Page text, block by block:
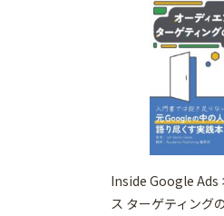
Inside Google Ads
ス ターゲティング